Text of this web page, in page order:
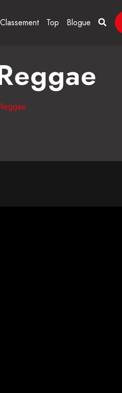
Classement Top Blogue